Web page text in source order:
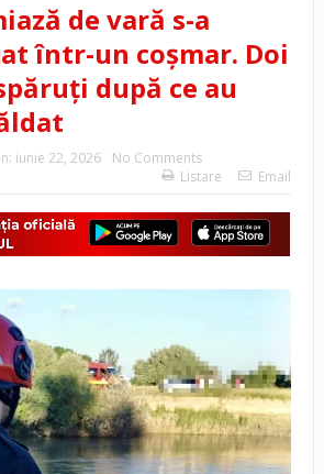
de vară s-a
într-un coșmar. Doi
după ce au
iunie 22, 2026
No Comments
Listare
Email